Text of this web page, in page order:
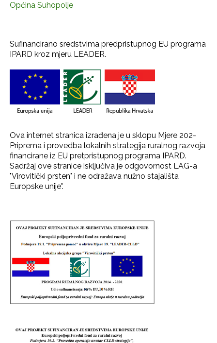
Općina Suhopolje
Sufinancirano sredstvima predpristupnog EU programa
IPARD kroz mjeru LEADER.
Ova internet stranica izrađena je u sklopu Mjere 202-
Priprema i provedba lokalnih strategija ruralnog razvoja
financirane iz EU pretpristupnog programa IPARD.
Sadržaj ove stranice isključiva je odgovornost LAG-a
"Virovitički prsten" i ne odražava nužno stajališta
Europske unije".